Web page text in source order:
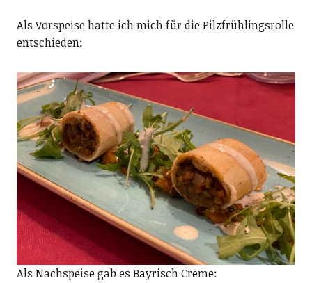
Als Vorspeise hatte ich mich für die Pilzfrühlingsrolle
entschieden:
Als Nachspeise gab es Bayrisch Creme: